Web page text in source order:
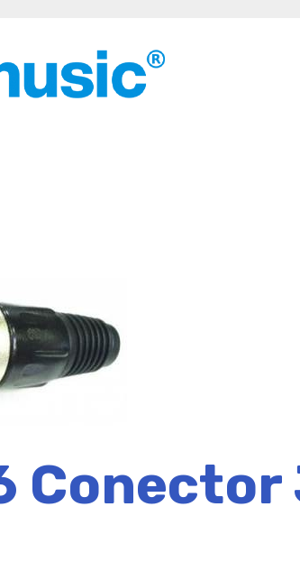
Conector